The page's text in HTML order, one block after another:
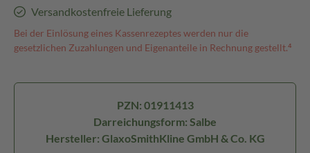
Versandkostenfreie Lieferung
Bei der Einlösung eines Kassenrezeptes werden nur die
gesetzlichen Zuzahlungen und Eigenanteile in Rechnung gestellt.⁴
PZN: 01911413
Darreichungsform: Salbe
Hersteller: GlaxoSmithKline GmbH & Co. KG